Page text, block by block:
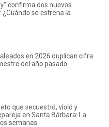
confirma dos nuevos
se estrena la
en 2026 duplican cifra
del año pasado
que secuestró, violó y
en Santa Bárbara: La
semanas